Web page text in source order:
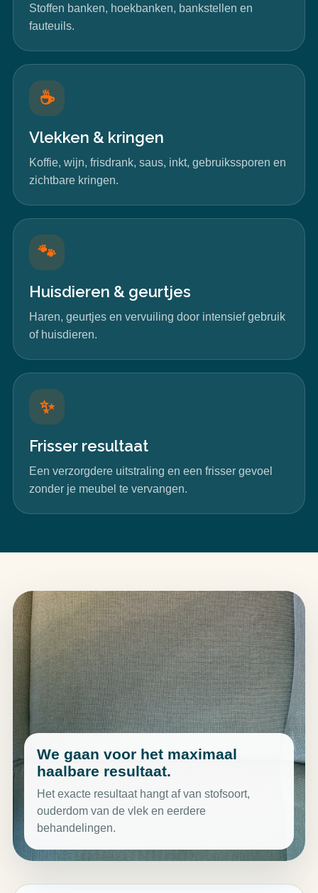
Stoffen banken, hoekbanken, bankstellen en
fauteuils.
☕
Vlekken & kringen
Koffie, wijn, frisdrank, saus, inkt, gebruikssporen en
zichtbare kringen.
🐾
Huisdieren & geurtjes
Haren, geurtjes en vervuiling door intensief gebruik
of huisdieren.
✨
Frisser resultaat
Een verzorgdere uitstraling en een frisser gevoel
zonder je meubel te vervangen.
We gaan voor het maximaal
haalbare resultaat.
Het exacte resultaat hangt af van stofsoort,
ouderdom van de vlek en eerdere
behandelingen.